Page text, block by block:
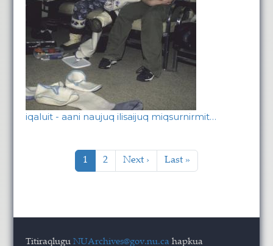
iqaluit - aani naujuq ilisaijuq miqsurnirmit…
Pagination
Current page
1 Page
2 Next page
Next › Last page
Last »
TitiraqluguNUArchives@gov.nu.ca hapkua